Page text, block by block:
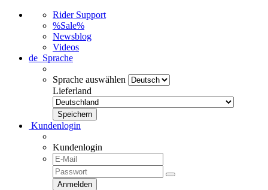
Rider Support
%Sale%
Newsblog
Videos
de Sprache
Sprache auswählen
Lieferland
Kundenlogin
Kundenlogin